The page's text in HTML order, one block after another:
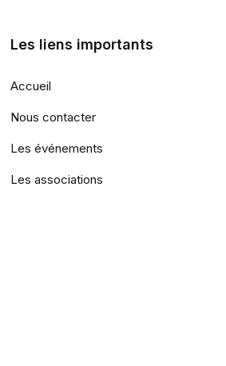
Les liens importants
Accueil
Nous contacter
Les événements
Les associations